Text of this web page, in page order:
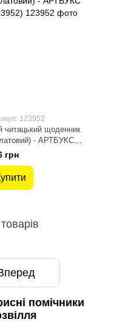
123952
читацький щоденник
- АРТБУКС
грн
помічники